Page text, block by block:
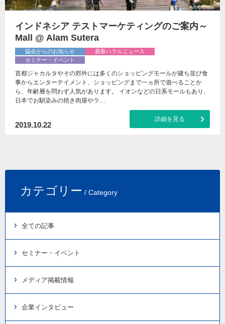
インドネシア テストマーケティングのご案内～
Mall @ Alam Sutera
協会からのお知らせ
最新ハラルニュース
セミナー・イベント
首都ジャカルタやその郊外には多くのショッピングモールが建ち並び食
事からエンターテイメント、ショッピングまで一ヵ所で遊べることか
ら、年齢層を問わず人気があります。 イオンなどの日系モールもあり、
日本でお馴染みの焼き肉屋やラ…
2019.10.22
詳細を見る
カテゴリー / Category
全ての記事
セミナー・イベント
メディア掲載情報
企業インタビュー